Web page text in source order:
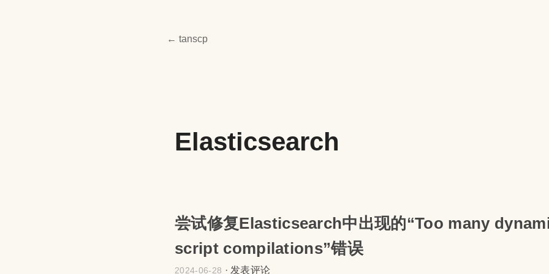
← tanscp
Elasticsearch
尝试修复Elasticsearch中出现的“Too many
script compilations”错误
2024-06-28 · 发表评论